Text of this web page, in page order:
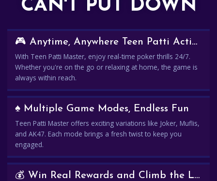
CAN'T PUT DOWN
🎮 Anytime, Anywhere Teen Patti Action
With Teen Patti Master, enjoy real-time poker thrills 24/7.
Whether you're on the go or relaxing at home, the game is
always within reach.
♠️ Multiple Game Modes, Endless Fun
Teen Patti Master offers exciting variations like Joker, Muflis,
and AK47. Each mode brings a fresh twist to keep you
engaged.
💰 Win Real Rewards and Climb the Leaderboard